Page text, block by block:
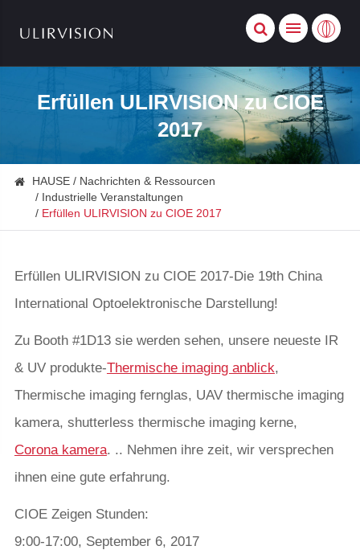
Erfüllen ULIRVISION zu CIOE
2017
HAUSE
Nachrichten & Ressourcen
Industrielle Veranstaltungen
Erfüllen ULIRVISION zu CIOE 2017
Erfüllen ULIRVISION zu CIOE 2017-Die 19th China
International Optoelektronische Darstellung!
Zu Booth #1D13 sie werden sehen, unsere neueste IR
& UV produkte-Thermische imaging anblick,
Thermische imaging fernglas, UAV thermische imaging
kamera, shutterless thermische imaging kerne,
Corona kamera. .. Nehmen ihre zeit, wir versprechen
ihnen eine gute erfahrung.
CIOE Zeigen Stunden:
9:00-17:00, September 6, 2017